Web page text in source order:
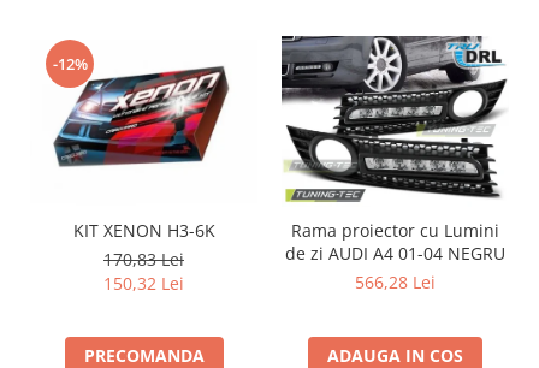
-12%
KIT XENON H3-6K
170,83 Lei
150,32 Lei
PRECOMANDA
Rama proiector cu Lumini
de zi AUDI A4 01-04 NEGRU
566,28 Lei
ADAUGA IN COS